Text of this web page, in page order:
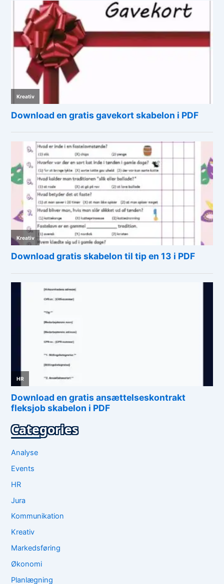
Categories
Analyse
Events
HR
Jura
Kommunikation
Kreativ
Markedsføring
Økonomi
Planlægning